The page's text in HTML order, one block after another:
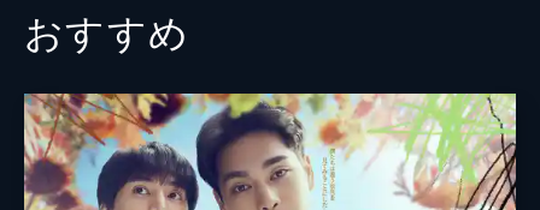
密と恋の四角関係
ある日、真紀（松たか子）たちがノクターン
然、すずめ（満島ひかり）の父がもうすぐ亡
くなると告げられる。すずめは動揺し…。
45分
第４話 妻はピラニア、婚姻届は呪いを叶
藤原季節
宮藤官九郎
もたいまさこ
おすすめ